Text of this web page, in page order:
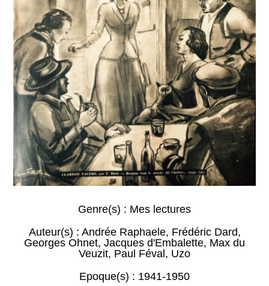
Genre(s) : Mes lectures
Auteur(s) : Andrée Raphaele, Frédéric Dard,
Georges Ohnet, Jacques d'Embalette, Max du
Veuzit, Paul Féval, Uzo
Epoque(s) : 1941-1950